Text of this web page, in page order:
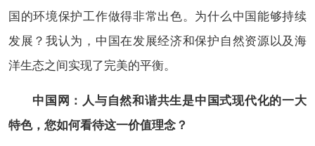
国的环境保护工作做得非常出色。为什么中国能够持续
发展？我认为，中国在发展经济和保护自然资源以及海
洋生态之间实现了完美的平衡。
中国网：人与自然和谐共生是中国式现代化的一大
特色，您如何看待这一价值理念？